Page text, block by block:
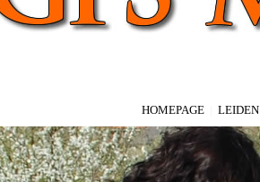
HOMEPAGE LEIDEN